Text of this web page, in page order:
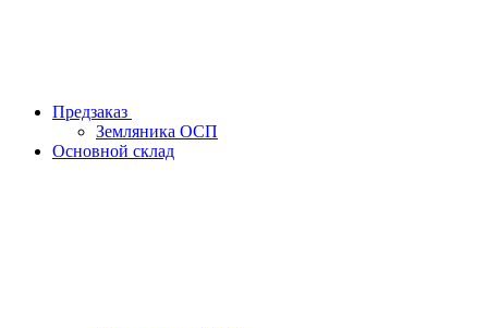
Предзаказ
Земляника ОСП
Основной склад